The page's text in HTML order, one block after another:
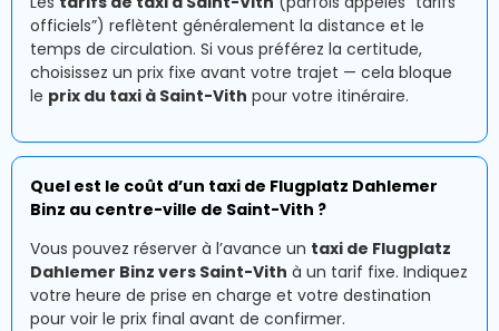
officiels”) reflètent généralement la distance et le
temps de circulation. Si vous préférez la certitude,
choisissez un prix fixe avant votre trajet — cela bloque
le prix du taxi à Saint-Vith pour votre itinéraire.
Quel est le coût d’un taxi de Flugplatz Dahlemer
Binz au centre-ville de Saint-Vith ?
Vous pouvez réserver à l’avance un taxi de Flugplatz
Dahlemer Binz vers Saint-Vith à un tarif fixe. Indiquez
votre heure de prise en charge et votre destination
pour voir le prix final avant de confirmer.